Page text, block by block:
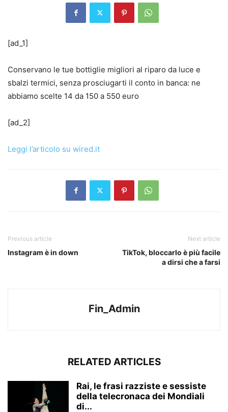
[ad_1]
Conservano le tue bottiglie migliori al riparo da luce e
sbalzi termici, senza prosciugarti il conto in banca: ne
abbiamo scelte 14 da 150 a 550 euro
[ad_2]
Leggi l’articolo su wired.it
Previous article
Instagram è in down
Next article
TikTok, bloccarlo è più facile
a dirsi che a farsi
Fin_Admin
RELATED ARTICLES
Rai, le frasi razziste e sessiste
della telecronaca dei Mondiali
di...